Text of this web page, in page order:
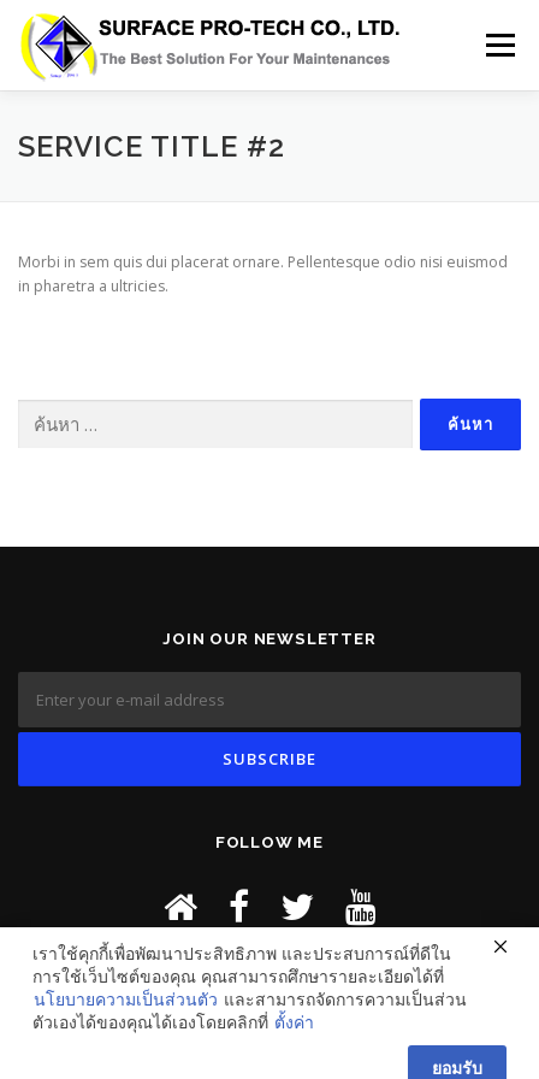
content
Menu
HOME SERVICES MRO PRODUCT
SERVICE TITLE #2
Morbi in sem quis dui placerat ornare. Pellentesque odio nisi euismod
in pharetra a ultricies.
สำหรับ:
JOIN OUR NEWSLETTER
FOLLOW ME
เราใช้คุกกี้เพื่อพัฒนาประสิทธิภาพ และประสบการณ์ที่ดีใน
การใช้เว็บไซต์ของคุณ คุณสามารถศึกษารายละเอียดได้ที่
นโยบายความเป็นส่วนตัว และสามารถจัดการความเป็นส่วน
ตัวเองได้ของคุณได้เองโดยคลิกที่ ตั้งค่า
ยอมรับ